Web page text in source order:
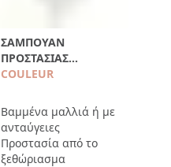
ΣΑΜΠΟΥΆΝ
ΠΡΟΣΤΑΣΊΑΣ
ΧΡΏΜΑΤΟΣ 100ML
COULEUR
Βαμμένα μαλλιά ή με
ανταύγειες
Προστασία από το
ξεθώριασμα